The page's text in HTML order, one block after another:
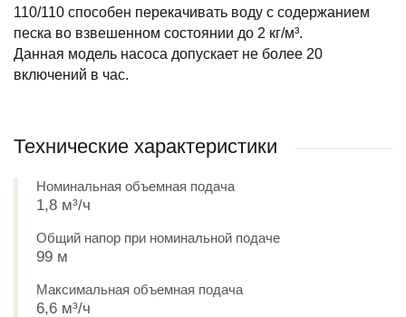
110/110 способен перекачивать воду с содержанием
песка во взвешенном состоянии до 2 кг/м³.
Данная модель насоса допускает не более 20
включений в час.
Технические характеристики
Номинальная объемная подача
1,8 м³/ч
Общий напор при номинальной подаче
99 м
Максимальная объемная подача
6,6 м³/ч